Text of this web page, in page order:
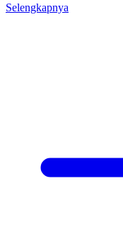
Selengkapnya